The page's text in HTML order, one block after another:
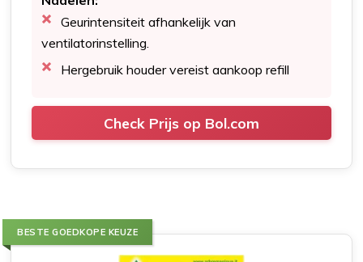
Geurintensiteit afhankelijk van
ventilatorinstelling.
Hergebruik houder vereist aankoop refill
Check Prijs op Bol.com
BESTE GOEDKOPE KEUZE